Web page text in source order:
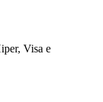
Visa e